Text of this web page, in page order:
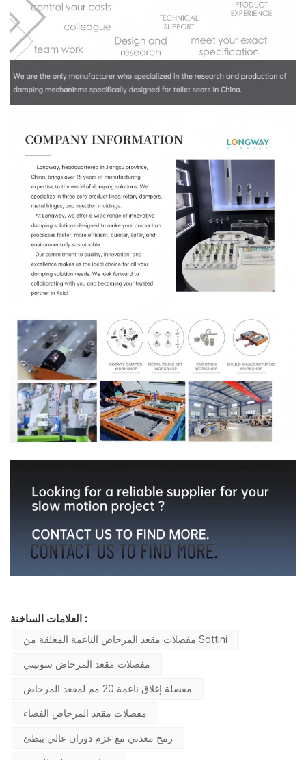
العلامات الساخنة :
مفصلات مقعد المرحاض الناعمة المغلقة من Sottini
مفصلات مقعد المرحاض سوتيني
مفصلة إغلاق ناعمة 20 مم لمقعد المرحاض
مفصلات مقعد المرحاض الفضاء
رمح معدني مع عزم دوران عالي يبطئ